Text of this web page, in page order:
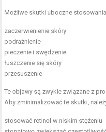
Możliwe skutki uboczne
zaczerwienienie skóry
podrażnienie
pieczenie i swędzenie
łuszczenie się skóry
przesuszenie
Te objawy są zwykle związane z
Aby zminimalizować te skutki,
stosować retinol w niskim stężeniu